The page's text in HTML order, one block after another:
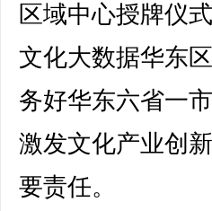
区域中心授牌仪
文化大数据华东
务好华东六省一
激发文化产业创
要责任。